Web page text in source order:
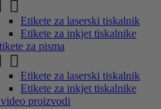

Etikete za laserski tiskalnik
Etikete za inkjet tiskalnike
za pisma

Etikete za laserski tiskalnik
Etikete za inkjet tiskalnike
proizvodi